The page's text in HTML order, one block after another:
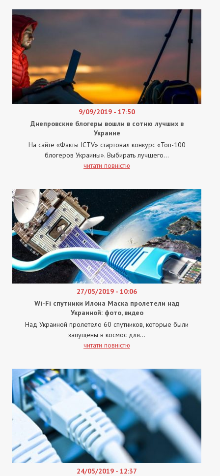
9/09/2019 - 17:50
Днепровские блогеры вошли в сотню лучших в
Украине
На сайте «Факты ICTV» стартовал конкурс «Топ-100
блогеров Украины». Выбирать лучшего...
читати повністю
27/05/2019 - 10:06
Wi-Fi спутники Илона Маска пролетели над
Украиной: фото, видео
Над Украиной пролетело 60 спутников, которые были
запущены в космос для...
читати повністю
24/05/2019 - 12:37